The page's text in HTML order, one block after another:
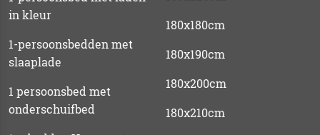
in kleur
1-persoonsbedden met
slaaplade
1 persoonsbed met
onderschuifbed
180x180cm
180x190cm
180x200cm
180x210cm